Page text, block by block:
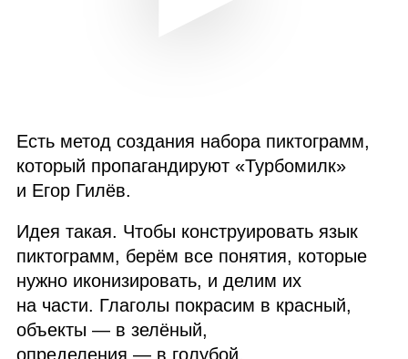
Есть метод создания набора пиктограмм,
который пропагандируют «Турбомилк»
и Егор Гилёв.
Идея такая. Чтобы конструировать язык
пиктограмм, берём все понятия, которые
нужно иконизировать, и делим их
на части. Глаголы покрасим в красный,
объекты — в зелёный,
определения — в голубой,